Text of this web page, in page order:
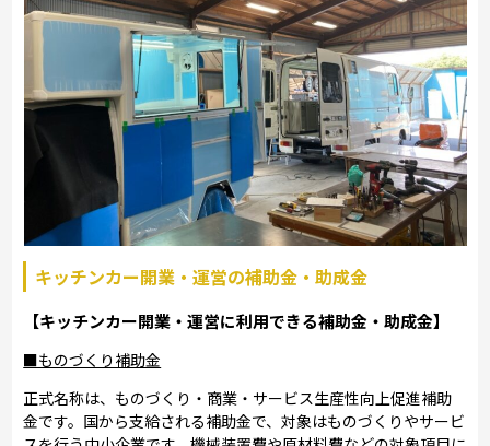
キッチンカー開業・運営の補助金・助成金
【キッチンカー開業・運営に利用できる補助金・助成金】
■ものづくり補助金
正式名称は、ものづくり・商業・サービス生産性向上促進補助
金です。国から支給される補助金で、対象はものづくりやサービ